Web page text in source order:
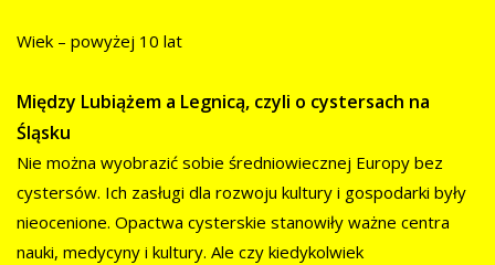
Wiek – powyżej 10 lat
Między Lubiążem a Legnicą, czyli o cystersach na
Śląsku
Nie można wyobrazić sobie średniowiecznej Europy bez
cystersów. Ich zasługi dla rozwoju kultury i gospodarki były
nieocenione. Opactwa cysterskie stanowiły ważne centra
nauki, medycyny i kultury. Ale czy kiedykolwiek